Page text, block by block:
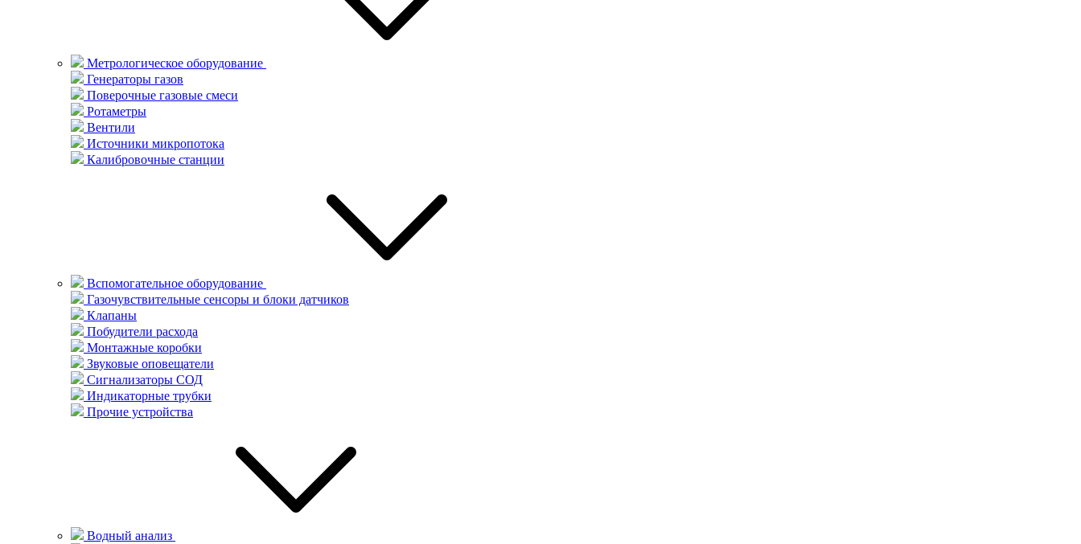
Метрологическое оборудование
Генераторы газов
Поверочные газовые смеси
Ротаметры
Вентили
Источники микропотока
Калибровочные станции
Вспомогательное оборудование
Газочувствительные сенсоры и блоки датчиков
Клапаны
Побудители расхода
Монтажные коробки
Звуковые оповещатели
Сигнализаторы СОД
Индикаторные трубки
Прочие устройства
Водный анализ